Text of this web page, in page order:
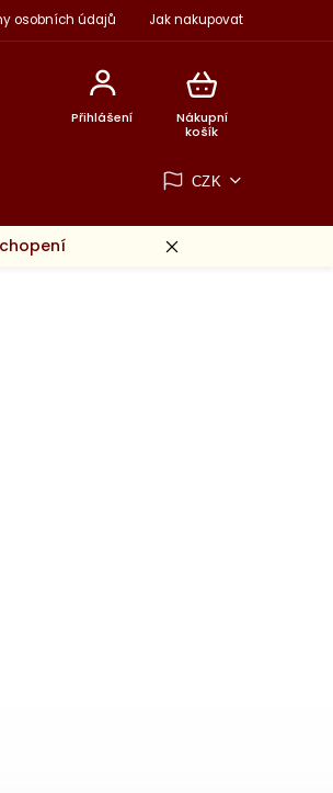
osobních údajů Jak nakupovat
Nákupní
košík
Přihlášení
CZK